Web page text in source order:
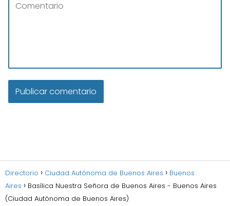
Directorio Ciudad Autónoma de Buenos Aires
Buenos
Aires
Basílica Nuestra Señora de Buenos Aires - Buenos Aires
(Ciudad Autónoma de Buenos Aires)